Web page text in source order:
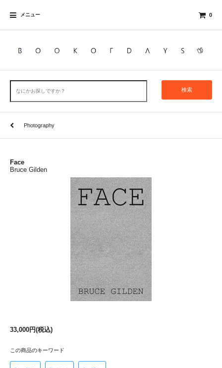
メニュー 0
検索
Photography
Face
Bruce Gilden
33,000円(税込)
この商品のキーワード